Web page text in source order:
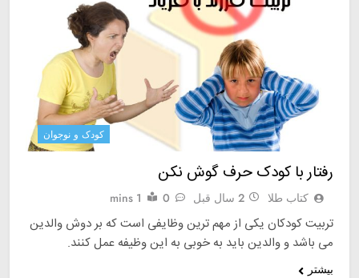
کودک و نوجوان
رفتار با کودک حرف گوش نکن
کتاب طلا 2 سال قبل 0
1 mins
تربیت کودکان یکی از مهم ترین وظایفی است که بر دوش والدین
می باشد و والدین باید به خوبی به این وظیفه عمل کنند.
بیشتر